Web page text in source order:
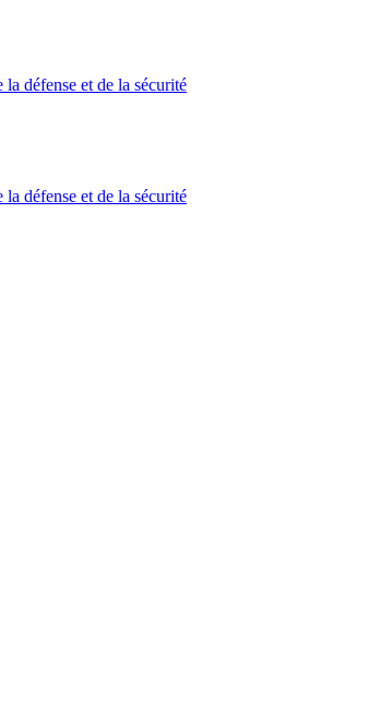
défense et de la sécurité
défense et de la sécurité